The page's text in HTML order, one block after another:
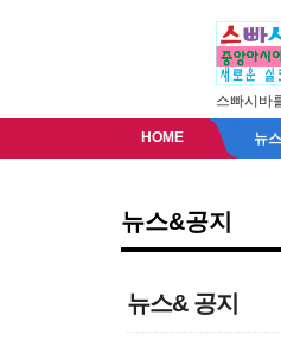
스빠시바
HOME 뉴
뉴스&공지
뉴스& 공지